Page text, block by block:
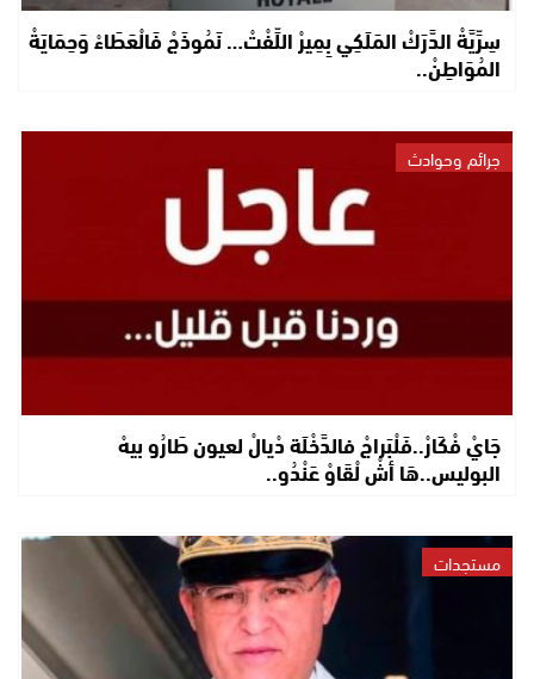
سِرِّيَّةْ الدَّرَكْ المَلَكِي بِمِيرْ اللِّفْتْ… نَمُوذَجْ فَالْعَطَاءْ وَحِمَايَةْ
المُوَاطِنْ..
جرائم وحوادث
جَايْ فْكَارْ..فَلْبَراجْ فالدَّخْلَة دْيالْ لعيون طَارُو بيهْ
البوليس..هَا أشْ لْقَاوْ عَنْدُو..
مستجدات